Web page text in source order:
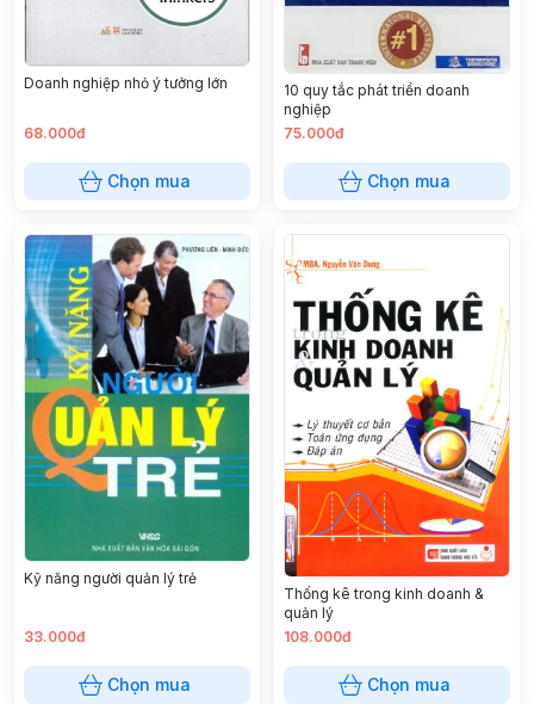
Doanh nghiệp nhỏ ý tưởng lớn
68.000đ
Chọn mua
10 quy tắc phát triển doanh
nghiệp
75.000đ
Chọn mua
Kỹ năng người quản lý trẻ
33.000đ
Chọn mua
Thống kê trong kinh doanh &
quản lý
108.000đ
Chọn mua